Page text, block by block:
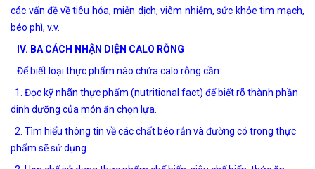
các vấn đề về tiêu hóa, miễn dịch, viêm nhiễm, sức khỏe tim mạch,
béo phì, v.v.
IV. BA CÁCH NHẬN DIỆN CALO RỖNG
Để biết loại thực phẩm nào chứa calo rỗng cần:
1. Đọc kỹ nhãn thực phẩm (nutritional fact) để biết rõ thành phần
dinh dưỡng của món ăn chọn lựa.
2. Tìm hiểu thông tin về các chất béo rắn và đường có trong thực
phẩm sẽ sử dụng.